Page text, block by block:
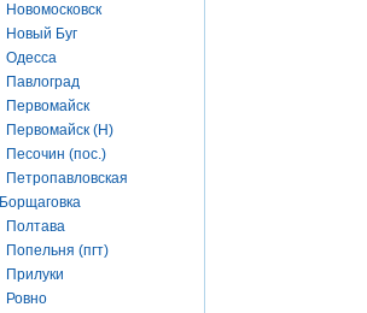
Новомосковск
Новый Буг
Одесса
Павлоград
Первомайск
Первомайск (Н)
Песочин (пос.)
Петропавловская
Борщаговка
Полтава
Попельня (пгт)
Прилуки
Ровно